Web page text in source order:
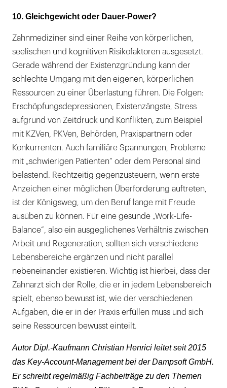
10. Gleichgewicht oder Dauer-Power?
Zahnmediziner sind einer Reihe von körperlichen,
seelischen und kognitiven Risikofaktoren ausgesetzt.
Gerade während der Existenzgründung kann der
schlechte Umgang mit den eigenen, körperlichen
Ressourcen zu einer Überlastung führen. Die Folgen:
Erschöpfungsdepressionen, Existenzängste, Stress
aufgrund von Zeitdruck und Konflikten, zum Beispiel
mit KZVen, PKVen, Behörden, Praxispartnern oder
Konkurrenten. Auch familiäre Spannungen, Probleme
mit „schwierigen Patienten“ oder dem Personal sind
belastend. Rechtzeitig gegenzusteuern, wenn erste
Anzeichen einer möglichen Überforderung auftreten,
ist der Königsweg, um den Beruf lange mit Freude
ausüben zu können. Für eine gesunde „Work-Life-
Balance“, also ein ausgeglichenes Verhältnis zwischen
Arbeit und Regeneration, sollten sich verschiedene
Lebensbereiche ergänzen und nicht parallel
nebeneinander existieren. Wichtig ist hierbei, dass der
Zahnarzt sich der Rolle, die er in jedem Lebensbereich
spielt, ebenso bewusst ist, wie der verschiedenen
Aufgaben, die er in der Praxis erfüllen muss und sich
seine Ressourcen bewusst einteilt.
Autor Dipl.-Kaufmann Christian Henrici leitet seit 2015
das Key-Account-Management bei der Dampsoft GmbH.
Er schreibt regelmäßig Fachbeiträge zu den Themen